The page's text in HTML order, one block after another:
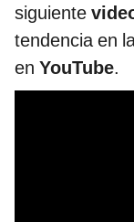
siguiente
tendencia en
en YouTube.